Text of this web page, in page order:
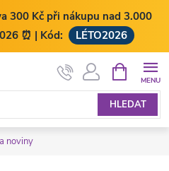
300 Kč při nákupu nad 3.000
⏰ | Kód:
LÉTO2026
HLEDAT
NÁKUPNÍ
KOŠÍK
noviny